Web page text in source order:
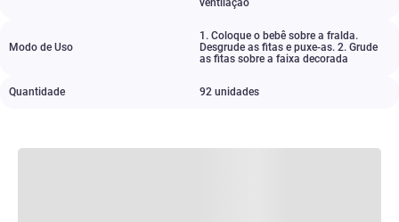
ventilação
Modo de Uso
1. Coloque o bebê sobre a fralda.
Desgrude as fitas e puxe-as. 2. Grude
as fitas sobre a faixa decorada
Quantidade 92 unidades